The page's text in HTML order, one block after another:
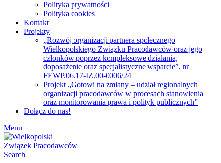
Polityka prywatności
Polityka cookies
Kontakt
Projekty
„Rozwój organizacji partnera społecznego
Wielkopolskiego Związku Pracodawców oraz jego
członków poprzez kompleksowe działania,
doposażenie oraz specjalistyczne wsparcie”, nr
FEWP.06.17-IZ.00-0006/24
Projekt „Gotowi na zmiany – udział regionalnych
organizacji pracodawców w procesach stanowienia
oraz monitorowania prawa i polityk publicznych”
Dołącz do nas!
Menu
Search